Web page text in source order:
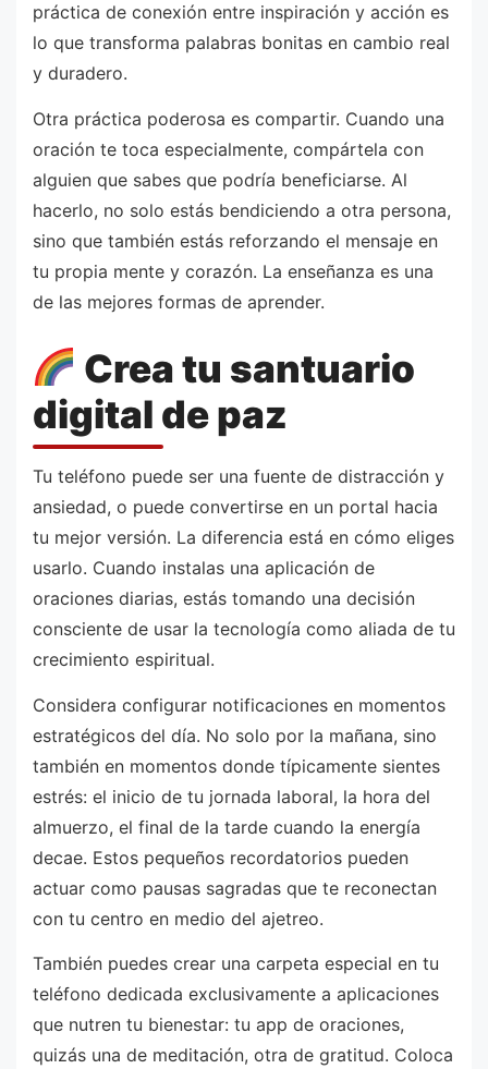
práctica de conexión entre inspiración y acción es
lo que transforma palabras bonitas en cambio real
y duradero.
Otra práctica poderosa es compartir. Cuando una
oración te toca especialmente, compártela con
alguien que sabes que podría beneficiarse. Al
hacerlo, no solo estás bendiciendo a otra persona,
sino que también estás reforzando el mensaje en
tu propia mente y corazón. La enseñanza es una
de las mejores formas de aprender.
Crea tu santuario
digital de paz
Tu teléfono puede ser una fuente de distracción y
ansiedad, o puede convertirse en un portal hacia
tu mejor versión. La diferencia está en cómo eliges
usarlo. Cuando instalas una aplicación de
oraciones diarias, estás tomando una decisión
consciente de usar la tecnología como aliada de tu
crecimiento espiritual.
Considera configurar notificaciones en momentos
estratégicos del día. No solo por la mañana, sino
también en momentos donde típicamente sientes
estrés: el inicio de tu jornada laboral, la hora del
almuerzo, el final de la tarde cuando la energía
decae. Estos pequeños recordatorios pueden
actuar como pausas sagradas que te reconectan
con tu centro en medio del ajetreo.
También puedes crear una carpeta especial en tu
teléfono dedicada exclusivamente a aplicaciones
que nutren tu bienestar: tu app de oraciones,
quizás una de meditación, otra de gratitud. Coloca